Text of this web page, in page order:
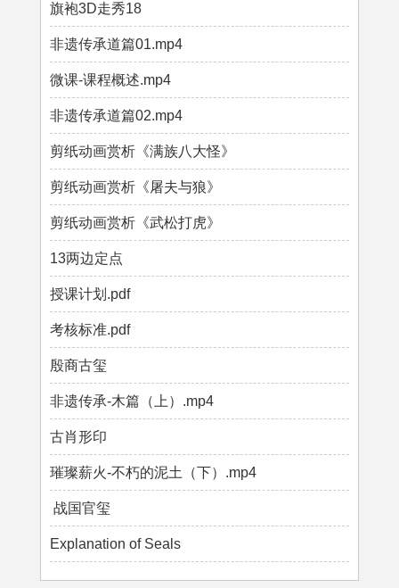
旗袍3D走秀18
非遗传承道篇01.mp4
微课-课程概述.mp4
非遗传承道篇02.mp4
剪纸动画赏析《满族八大怪》
剪纸动画赏析《屠夫与狼》
剪纸动画赏析《武松打虎》
13两边定点
授课计划.pdf
考核标准.pdf
殷商古玺
非遗传承-木篇（上）.mp4
古肖形印
璀璨薪火-不朽的泥土（下）.mp4
战国官玺
Explanation of Seals